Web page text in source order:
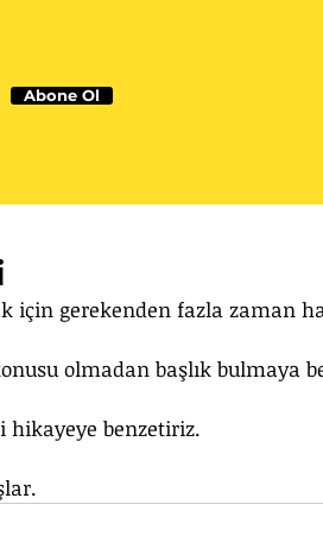
Abone Ol
için gerekenden fazla zaman
olmadan başlık bulmaya
hikayeye benzetiriz.